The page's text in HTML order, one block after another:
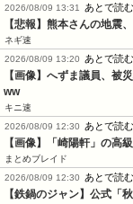
2026/08/09 13:31
あとで読む
【悲報】熊本さんの地震
ネギ速
2026/08/09 13:20
あとで読む
【画像】へずま議員、被
ww
キニ速
2026/08/09 12:30
あとで読む
【画像】「崎陽軒」の高
まとめブレイド
2026/08/09 12:30
あとで読む
【鉄鍋のジャン】公式「